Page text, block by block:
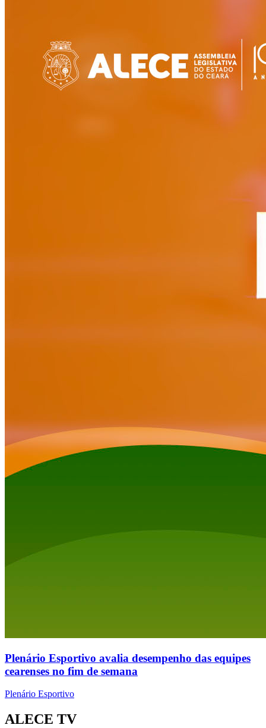
Plenário Esportivo avalia desempenho das equipes
cearenses no fim de semana
Plenário Esportivo
ALECE TV